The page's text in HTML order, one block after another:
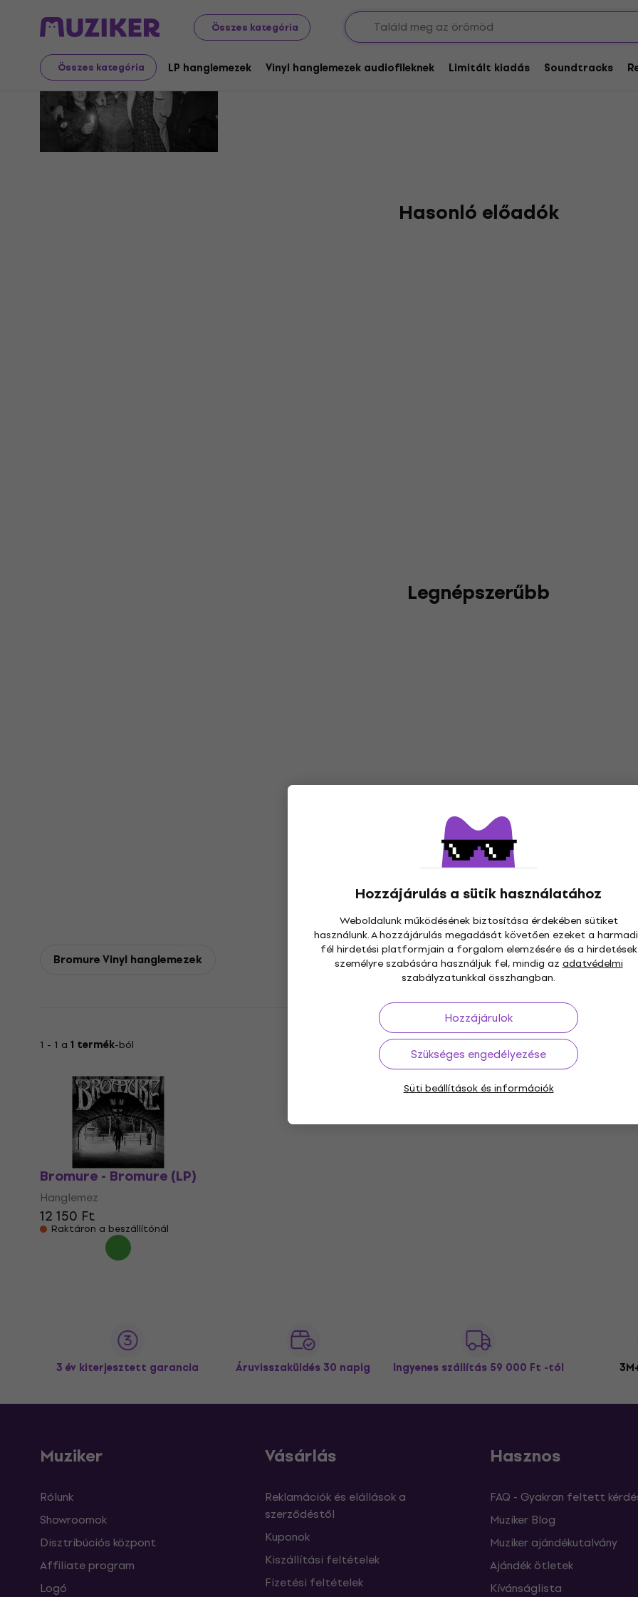
Összes kategória
Összes kategória LP hanglemezek Vinyl hanglemezek audiofileknek Limitált kiadás Soundtracks
Hozzájárulás a sütik használatához
Weboldalunk működésének biztosítása érdekében sütiket
használunk. A hozzájárulás megadását követően ezeket a
fél hirdetési platformjain a forgalom elemzésére és a hirdetések
személyre szabására használjuk fel, mindig azadatvédelmi
szabályzatunkkal összhangban.
Hozzájárulok
Szükséges engedélyezése
Süti beállítások és információk
Bromure
Hasonló előadók
Legnépszerűbb
Bromure Vinyl hanglemezek
1 - 1 a 1 termék-ból
Bromure - Bromure (LP)
Hanglemez
12 150 Ft
Raktáron a beszállítónál
3 év kiterjesztett garancia Áruvisszaküldés 30 napig Ingyenes szállítás 59 000 Ft -tól
Muziker
Rólunk
Showroomok
Disztribúciós központ
Affiliate program
Logó
Vásárlás
Reklamációk és elállások a
szerződéstől
Kuponok
Kiszállítási feltételek
Fizetési feltételek
Hasznos
FAQ - Gyakran feltett
Muziker Blog
Muziker ajándékutalvány
Ajándék ötletek
Kívánságlista